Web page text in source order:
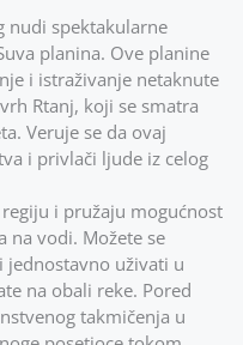
nudi spektakularne
planina. Ove planine
i istraživanje netaknute
Rtanj, koji se smatra
Veruje se da ovaj
i privlači ljude iz celog
i pružaju mogućnost
na vodi. Možete se
uživati u
na obali reke. Pored
takmičenja u